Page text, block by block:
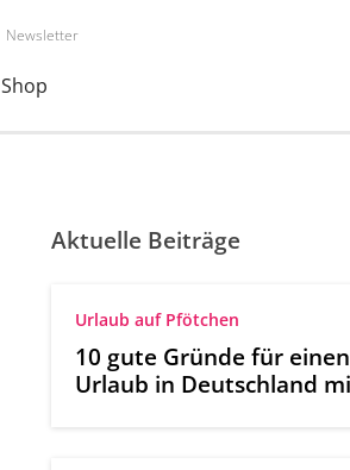
Newsletter
Shop
Aktuelle Beiträge
Urlaub auf Pfötchen
10 gute Gründe für einen
Urlaub in Deutschland